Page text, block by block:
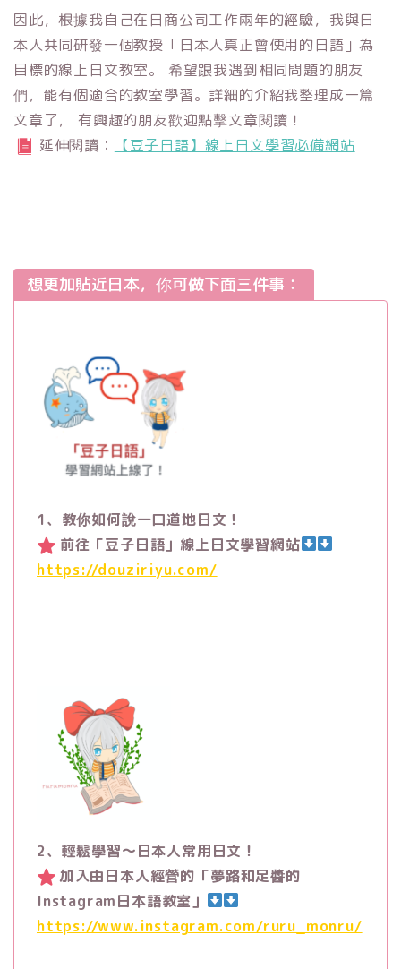
因此，根據我自己在日商公司工作兩年的經驗，我與日
本人共同研發一個教授「日本人真正會使用的日語」為
目標的線上日文教室。 希望跟我遇到相同問題的朋友
們，能有個適合的教室學習。詳細的介紹我整理成一篇
文章了， 有興趣的朋友歡迎點擊文章閱讀！
延伸閱讀：
【豆子日語】線上日文學習必備網站
想更加貼近日本，你可做下面三件事：
1、教你如何說一口道地日文！
前往「豆子日語」線上日文學習網站
https://douziriyu.com/
2、輕鬆學習～日本人常用日文！
加入由日本人經營的「夢路和足醬的
Instagram日本語教室」
https://www.instagram.com/ruru_monru/